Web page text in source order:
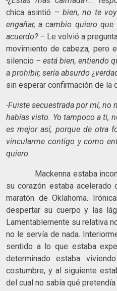
chica asintió – bien, no te
engañar, a cambio quiero
acuerdo? – Le volvió a
movimiento de cabeza, pero
silencio – está bien, entiendo
a prohibir, sería absurdo
sin esperar confirmación de la
-Fuiste secuestrada por mí, no
habías visto. Yo tampoco a ti,
es mejor así, porque de otra
vincularme contigo y como
quiero.
Mackenna estaba
su corazón estaba acelerado
maratón de Oklahoma.
despertar su cuerpo y las
Lamentablemente su relativa
no le servía de nada.
sentido a lo que estaba
determinado estaba
costumbre, y al siguiente
del cual no sabía qué pretendía